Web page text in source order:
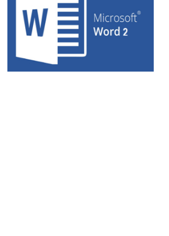
navigate
content.